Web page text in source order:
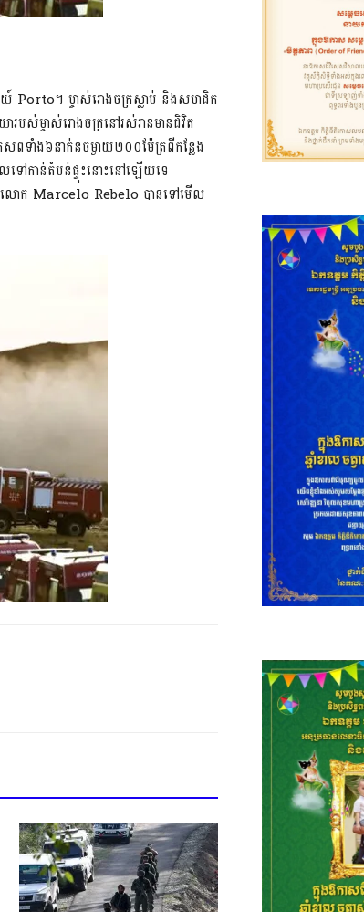
យ៍ Porto។ ម្ចាស់រោងចក្រស្លាប់ និងសមាជិក
របស់ម្ចាស់រោងចក្រនៅរស់រានមានជិវិត
ទាំង៦នាក់នចម្ងាយ២០០ម៉ែត្រពីកន្លែង
ៅកាន់តំបន់ផ្ទុះនោះនៅឡើយទេ
ល់លោក Marcelo Rebelo បានទៅមើល